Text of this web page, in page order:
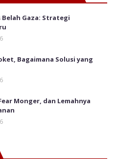
Gaza: Strategi
Bagaimana Solusi yang
Monger, dan Lemahnya